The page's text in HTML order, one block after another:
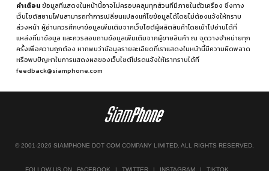
คำเตือนข้อมูลที่แสดงในหน้านี้อาจไม่ครอบคลุมทุกส่วนที่มีภายในตัวเครื่อง ซึ่งทาง
เว็บไซต์สยามโฟนสามารถทำการเปลี่ยนแปลงแก้ไขข้อมูลได้โดยไม่ต้องแจ้งให้ทราบ
ล่วงหน้า ผู้อ่านควรศึกษาข้อมูลเพิ่มเติมจากเว็บไซต์ผู้ผลิตสินค้าโดยเข้าไปอ่านได้ที่
แหล่งที่มาข้อมูล และควรสอบถามข้อมูลเพิ่มเติมจากผู้ขายสินค้า ณ จุดวางจำหน่ายทุก
ครั้งเพื่อความถูกต้อง หากพบว่าข้อมูลรายละเอียดที่เราแสดงในหน้านี้มีความผิดพลาด
หรือพบปัญหาในการแสดงผลของเว็บไซต์โปรดแจ้งให้เราทราบได้ที่
feedback@siamphone.com
© 2001-2026 SIAMPHONE DOT COM COMPANY LIMITED. ALL RIGHTS RESERVED.
FOLLOW US ON FACEBOOK | TWITTER | INSTAGRAM | TIKTOK